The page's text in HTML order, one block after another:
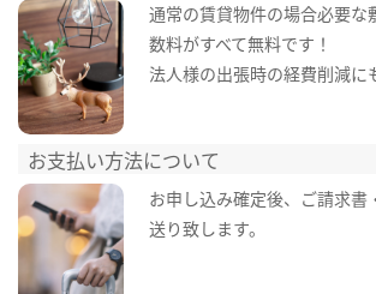
通常の賃貸物件の場合必要な
数料がすべて無料です！
法人様の出張時の経費削減に
お支払い方法について
お申し込み確定後、ご請求書
送り致します。